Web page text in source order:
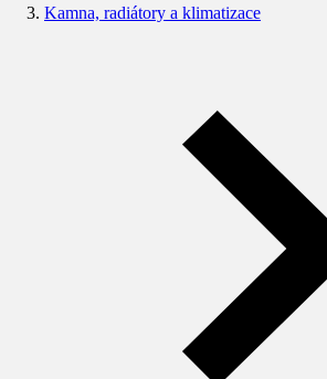
Kamna, radiátory a klimatizace